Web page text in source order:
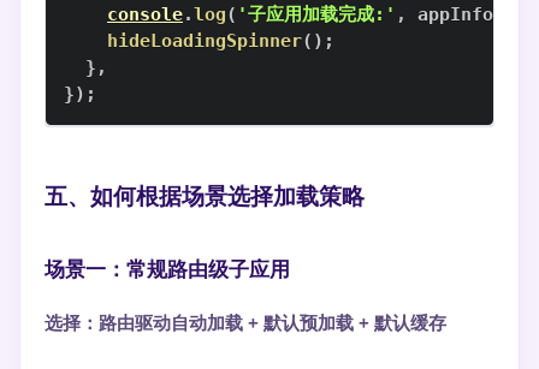
console.log( '子应用加载完成:' , appInfo
hideLoadingSpinner( ) ;
} ,
}) ;
五、如何根据场景选择加载策略
场景一：常规路由级子应用
选择：路由驱动自动加载 + 默认预加载 + 默认缓存